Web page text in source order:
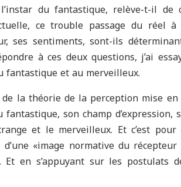
du fantastique, relève-t-il
ce trouble passage du réel
ses sentiments, sont-ils
à ces deux questions, j’ai
fantastique et au merveilleux.
la théorie de la perception mise
fantastique, son champ
et le merveilleux. Et c’est
d’une «image normative du
Et en s’appuyant sur les